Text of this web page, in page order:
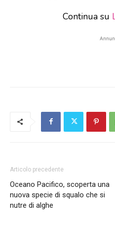
Continua su
Articolo precedente
Oceano Pacifico, scoperta una
nuova specie di squalo che si
nutre di alghe